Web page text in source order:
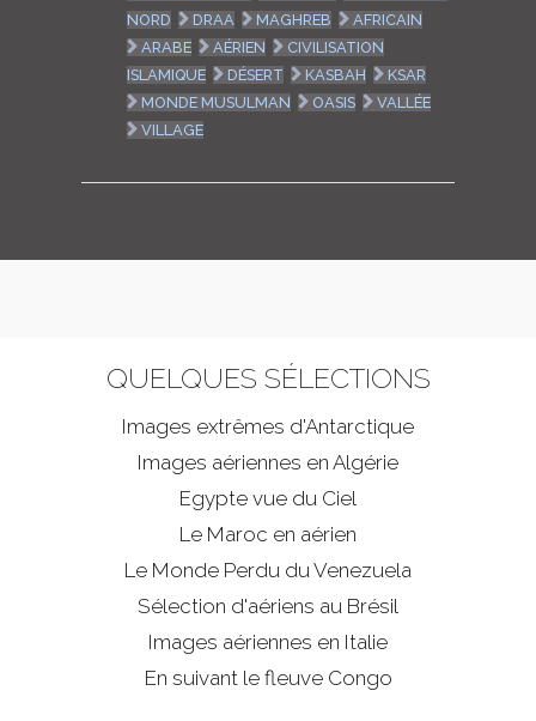
NORD
DRAA MAGHREB
AFRICAIN
ARABE
AÉRIEN
CIVILISATION
ISLAMIQUE
DÉSERT KASBAH
KSAR
MONDE MUSULMAN
OASIS
VALLÉE
VILLAGE
QUELQUES SÉLECTIONS
Images extrêmes d'Antarctique
Images aériennes en Algérie
Egypte vue du Ciel
Le Maroc en aérien
Le Monde Perdu du Venezuela
Sélection d'aériens au Brésil
Images aériennes en Italie
En suivant le fleuve Congo